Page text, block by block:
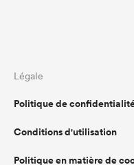
Légale
Politique de
Conditions d'utilisation
Politique en matière de